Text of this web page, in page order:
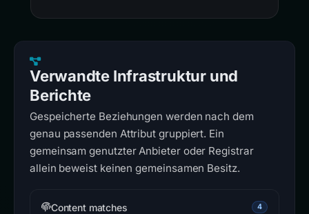
Verwandte Infrastruktur und
Berichte
Gespeicherte Beziehungen werden nach dem
genau passenden Attribut gruppiert. Ein
gemeinsam genutzter Anbieter oder Registrar
allein beweist keinen gemeinsamen Besitz.
Content matches 4